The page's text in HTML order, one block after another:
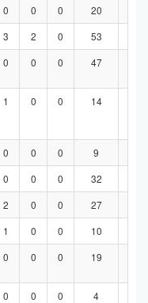
0 0 0 20
3 2 0 53
0 0 0 47
1 0 0 14
0 0 0 9
0 0 0 32
2 0 0 27
1 0 0 10
0 0 0 19
0 0 0 4